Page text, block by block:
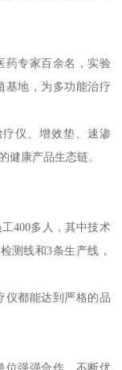
药专家百余名，实验
基地，为多功能治疗
仪、增效垫、速渗
健康产品生态链。
400多人，其中技术
测线和3条生产线，
仪都能达到严格的品
位强强合作，不断优